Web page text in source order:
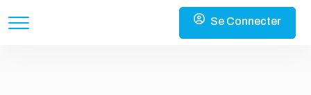
Se Connecter